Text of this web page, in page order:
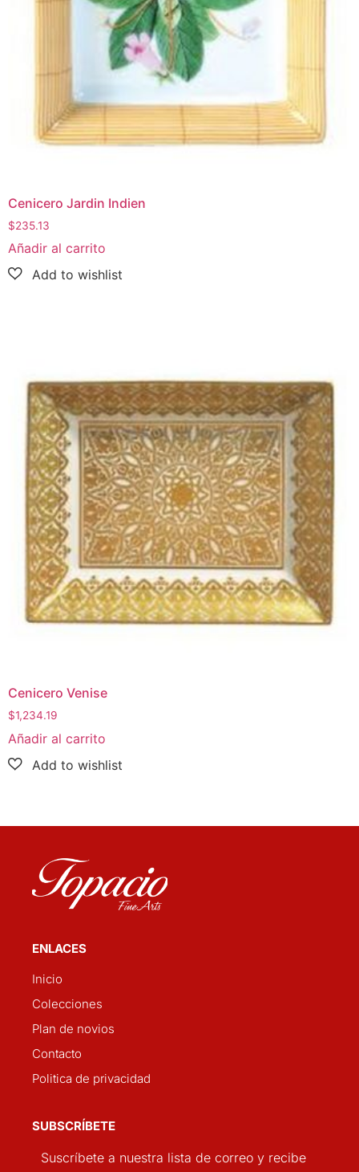
Cenicero Jardin Indien
$235.13
Añadir al carrito
Cenicero Venise
$1,234.19
Añadir al carrito
ENLACES
Inicio
Colecciones
Plan de novios
Contacto
Politica de privacidad
SUBSCRÍBETE
Suscríbete a nuestra lista de correo y recibe